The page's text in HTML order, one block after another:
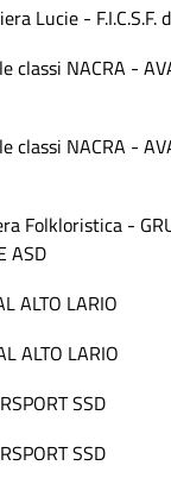
Lucie - F.I.C.S.F.
classi NACRA -
classi NACRA -
Folkloristica -
ASD
ALTO LARIO
ALTO LARIO
SSD
SSD